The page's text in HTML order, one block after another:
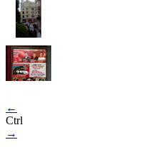
←
Ctrl
→